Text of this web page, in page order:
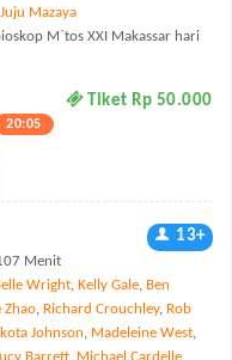
Juju Mazaya
M`tos XXI Makassar hari
Tiket Rp 50.000
20:05
13+
Menit
Wright, Kelly Gale, Ben
Zhao, Richard Crouchley, Rob
Johnson, Madeleine West,